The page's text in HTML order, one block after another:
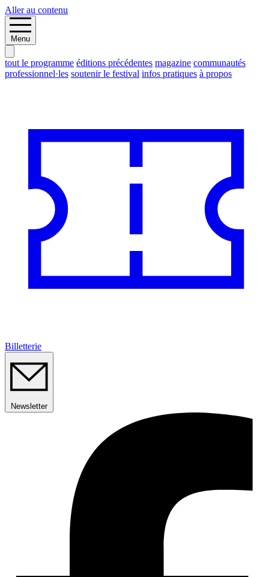
Aller au contenu
Menu
tout le programme éditions précédentes magazine communautés
professionnel·les soutenir le festival infos pratiques à propos
Billetterie
Newsletter